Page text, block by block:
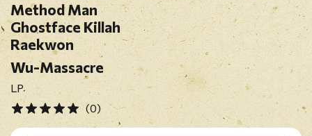
Method Man
Ghostface Killah
Raekwon
Wu-Massacre
LP
(0)